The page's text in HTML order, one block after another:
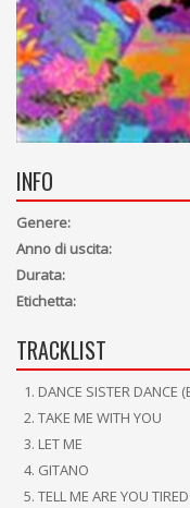
INFO
Genere:
Anno di uscita:
Durata:
Etichetta:
TRACKLIST
DANCE SISTER DANCE
TAKE ME WITH YOU
LET ME
GITANO
TELL ME ARE YOU TIRED